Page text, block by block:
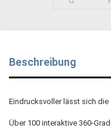
Beschreibung
Eindrucksvoller lässt sich
Über 100 interaktive 360-